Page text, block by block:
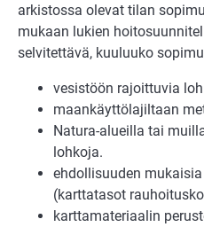
arkistossa olevat tilan
mukaan lukien
selvitettävä, kuuluuko
vesistöön rajoittuvia
maankäyttölajiltaan
Natura-alueilla tai
lohkoja.
ehdollisuuden
(karttatasot
karttamateriaalin